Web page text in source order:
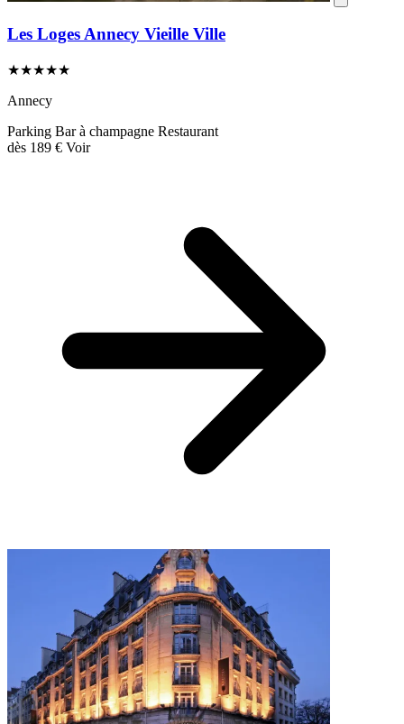
Les Loges Annecy Vieille Ville
★★★★★
Annecy
Parking Bar à champagne Restaurant
dès 189 € Voir